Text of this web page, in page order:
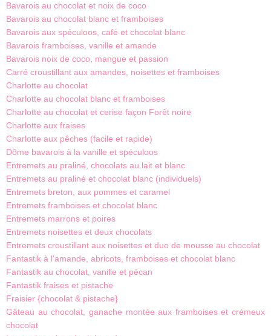
Bavarois au chocolat et noix de coco
Bavarois au chocolat blanc et framboises
Bavarois aux spéculoos, café et chocolat blanc
Bavarois framboises, vanille et amande
Bavarois noix de coco, mangue et passion
Carré croustillant aux amandes, noisettes et framboises
Charlotte au chocolat
Charlotte au chocolat blanc et framboises
Charlotte au chocolat et cerise façon Forêt noire
Charlotte aux fraises
Charlotte aux pêches (facile et rapide)
Dôme bavarois à la vanille et spéculoos
Entremets au praliné, chocolats au lait et blanc
Entremets au praliné et chocolat blanc (individuels)
Entremets breton, aux pommes et caramel
Entremets framboises et chocolat blanc
Entremets marrons et poires
Entremets noisettes et deux chocolats
Entremets croustillant aux noisettes et duo de mousse au chocolat
Fantastik à l'amande, abricots, framboises et chocolat blanc
Fantastik au chocolat, vanille et pécan
Fantastik fraises et pistache
Fraisier {chocolat & pistache}
Gâteau au chocolat, ganache montée aux framboises et crémeux
chocolat